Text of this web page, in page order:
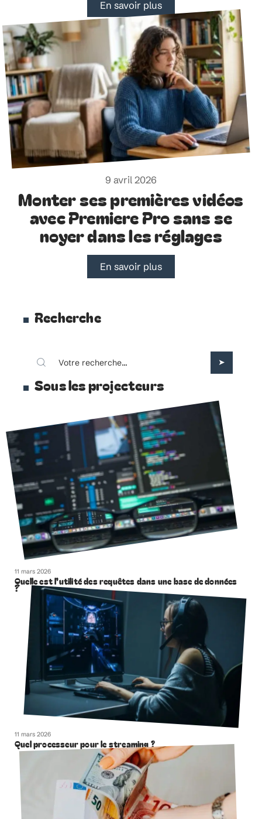
En savoir plus
9 avril 2026
Monter ses premières vidéos
avec Premiere Pro sans se
noyer dans les réglages
En savoir plus
Recherche
Sous les projecteurs
11 mars 2026
Quelle est l’utilité des requêtes dans une base de données
?
11 mars 2026
Quel processeur pour le streaming ?